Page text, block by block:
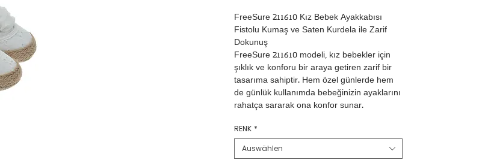
FreeSure 211610 Kız Bebek Ayakkabısı
Fistolu Kumaş ve Saten Kurdela ile Zarif
Dokunuş
FreeSure 211610 modeli, kız bebekler için
şıklık ve konforu bir araya getiren zarif bir
tasarıma sahiptir. Hem özel günlerde hem
de günlük kullanımda bebeğinizin ayaklarını
rahatça sararak ona konfor sunar.
fistolu kumaş dokusu, modele zarafet katar.
RENK *
Auswählen